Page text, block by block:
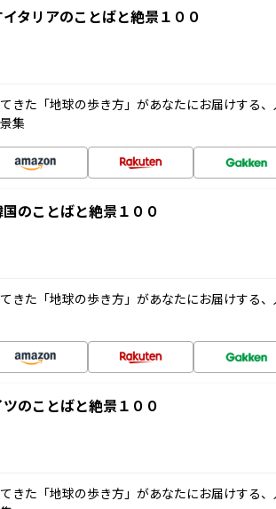
タリアのことばと絶景１００
きた「地球の歩き方」があなたにお届けする
集
のことばと絶景１００
きた「地球の歩き方」があなたにお届けする
のことばと絶景１００
きた「地球の歩き方」があなたにお届けする